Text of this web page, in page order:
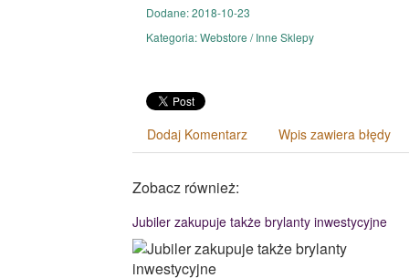
Dodane: 2018-10-23
Kategoria: Webstore / Inne Sklepy
Dodaj Komentarz Wpis zawiera błędy
Zobacz również:
Jubiler zakupuje także brylanty inwestycyjne